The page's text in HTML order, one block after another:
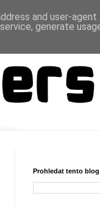
Prohledat tento blog
and user-agent
generate